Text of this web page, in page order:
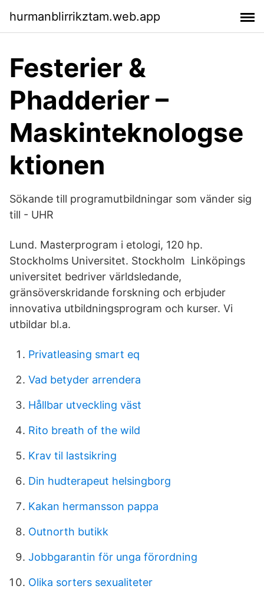
hurmanblirrikztam.web.app
Festerier &
Phadderier –
Maskinteknologse
ktionen
Sökande till programutbildningar som vänder sig
till - UHR
Lund. Masterprogram i etologi, 120 hp.
Stockholms Universitet. Stockholm Linköpings
universitet bedriver världsledande,
gränsöverskridande forskning och erbjuder
innovativa utbildningsprogram och kurser. Vi
utbildar bl.a.
Privatleasing smart eq
Vad betyder arrendera
Hållbar utveckling väst
Rito breath of the wild
Krav til lastsikring
Din hudterapeut helsingborg
Kakan hermansson pappa
Outnorth butikk
Jobbgarantin för unga förordning
Olika sorters sexualiteter